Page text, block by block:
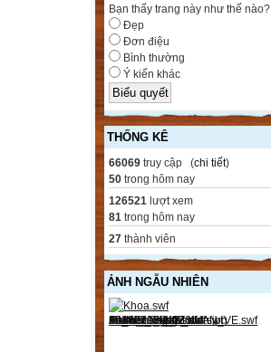
Bạn thấy trang này như thế nào?
Đẹp
Đơn điệu
Bình thường
Ý kiến khác
THỐNG KÊ
66069 truy cập (chi tiết)
50 trong hôm nay
126521 lượt xem
81 trong hôm nay
27 thành viên
ẢNH NGẪU NHIÊN